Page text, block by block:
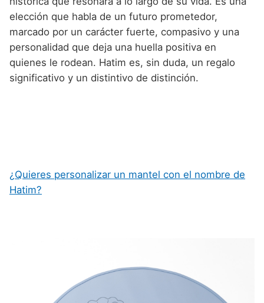
elección que habla de un futuro prometedor,
marcado por un carácter fuerte, compasivo y una
personalidad que deja una huella positiva en
quienes le rodean. Hatim es, sin duda, un regalo
significativo y un distintivo de distinción.
¿Quieres personalizar un mantel con el nombre de
Hatim?